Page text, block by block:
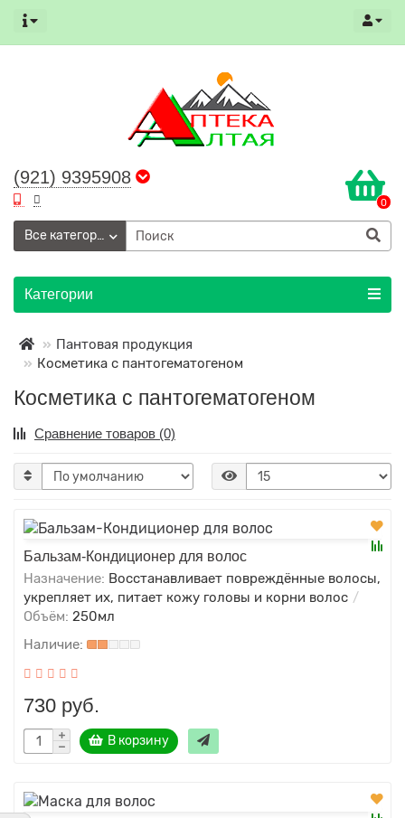
(921) 9395908
0
Все категории
Категории
Пантовая продукция
Косметика с пантогематогеном
Косметика с пантогематогеном
Сравнение товаров (0)
Бальзам-Кондиционер для волос
Назначение: Восстанавливает повреждённые волосы,
укрепляет их, питает кожу головы и корни волос
Объём: 250мл
730 руб.
В корзину